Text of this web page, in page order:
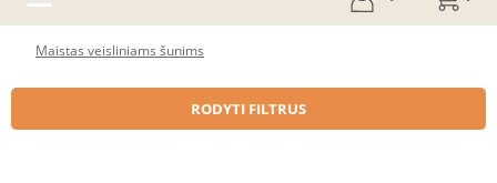
Maistas veisliniams šunims
RODYTI FILTRUS